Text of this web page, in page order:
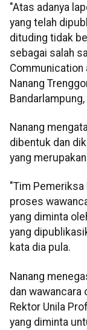
"Atas adanya
yang telah
dituding tidak
sebagai salah
Communication
Nanang
Nanang
dibentuk dan
yang
"Tim
proses
yang diminta
yang
kata dia pula.
Nanang
dan wawancara
Rektor Unila
yang diminta